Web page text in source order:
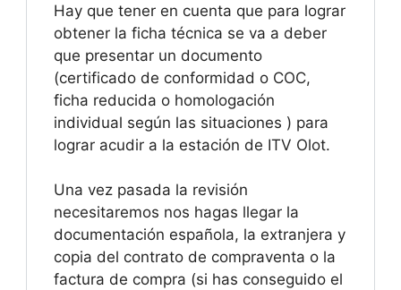
Hay que tener en cuenta que para lograr
obtener la ficha técnica se va a deber
que presentar un documento
(certificado de conformidad o COC,
ficha reducida o homologación
individual según las situaciones ) para
lograr acudir a la estación de ITV Olot.
Una vez pasada la revisión
necesitaremos nos hagas llegar la
documentación española, la extranjera y
copia del contrato de compraventa o la
factura de compra (si has conseguido el